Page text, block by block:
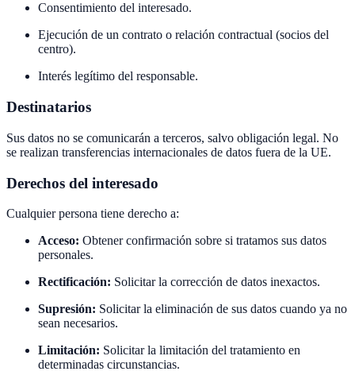
Consentimiento del interesado.
Ejecución de un contrato o relación contractual (socios del
centro).
Interés legítimo del responsable.
Destinatarios
Sus datos no se comunicarán a terceros, salvo obligación legal. No
se realizan transferencias internacionales de datos fuera de la UE.
Derechos del interesado
Cualquier persona tiene derecho a:
Acceso: Obtener confirmación sobre si tratamos sus datos
personales.
Rectificación: Solicitar la corrección de datos inexactos.
Supresión: Solicitar la eliminación de sus datos cuando ya no
sean necesarios.
Limitación: Solicitar la limitación del tratamiento en
determinadas circunstancias.